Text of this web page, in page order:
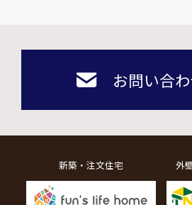
お問い合
新築・注文住宅 外